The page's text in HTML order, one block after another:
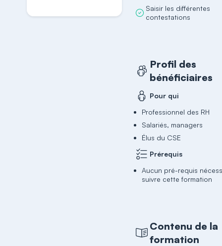
Saisir les différentes
contestations
Profil des
bénéficiaires
Pour qui
Professionnel des RH
Salariés, managers
Élus du CSE
Prérequis
Aucun pré-requis
suivre cette formation
Contenu de la
formation